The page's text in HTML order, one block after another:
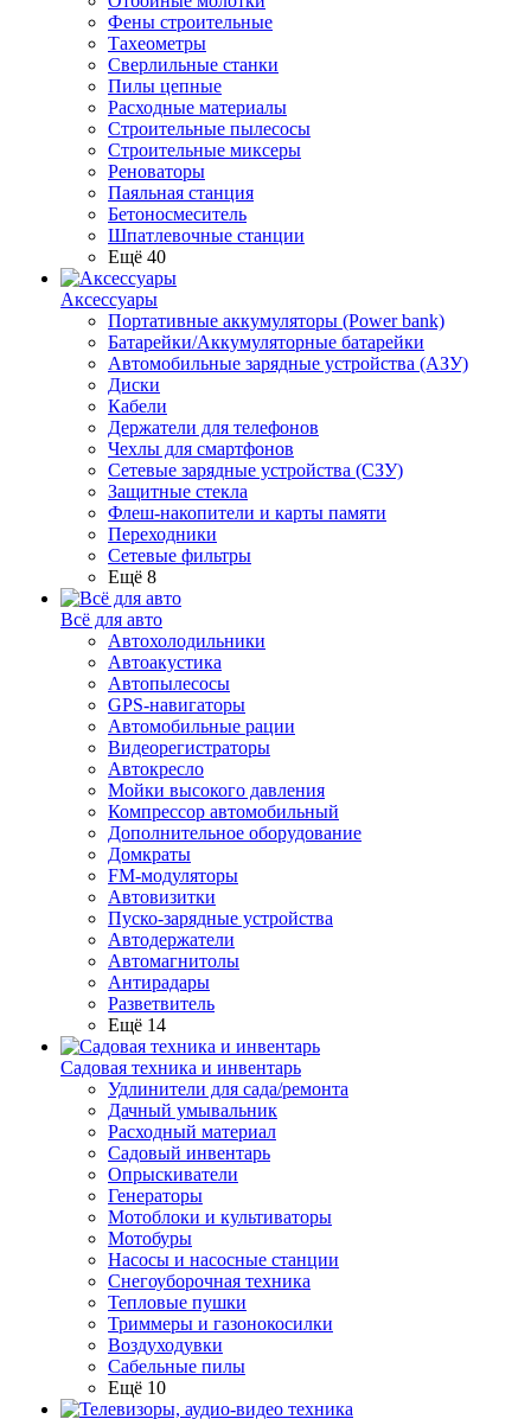
Фены строительные
Тахеометры
Сверлильные станки
Пилы цепные
Расходные материалы
Строительные пылесосы
Строительные миксеры
Реноваторы
Паяльная станция
Бетоносмеситель
Шпатлевочные станции
Ещё 40
Аксессуары
Портативные аккумуляторы (Power bank)
Батарейки/Аккумуляторные батарейки
Автомобильные зарядные устройства (АЗУ)
Диски
Кабели
Держатели для телефонов
Чехлы для смартфонов
Сетевые зарядные устройства (СЗУ)
Защитные стекла
Флеш-накопители и карты памяти
Переходники
Сетевые фильтры
Ещё 8
Всё для авто
Автохолодильники
Автоакустика
Автопылесосы
GPS-навигаторы
Автомобильные рации
Видеорегистраторы
Автокресло
Мойки высокого давления
Компрессор автомобильный
Дополнительное оборудование
Домкраты
FM-модуляторы
Автовизитки
Пуско-зарядные устройства
Автодержатели
Автомагнитолы
Антирадары
Разветвитель
Ещё 14
Садовая техника и инвентарь
Удлинители для сада/ремонта
Дачный умывальник
Расходный материал
Садовый инвентарь
Опрыскиватели
Генераторы
Мотоблоки и культиваторы
Мотобуры
Насосы и насосные станции
Снегоуборочная техника
Тепловые пушки
Триммеры и газонокосилки
Воздуходувки
Сабельные пилы
Ещё 10